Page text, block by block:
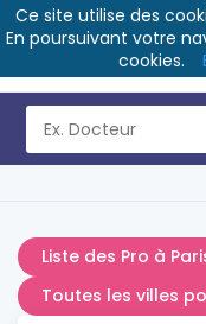
Liste des Pro à
Toutes les villes
Ce site utilise des
En poursuivant votre
cookies.